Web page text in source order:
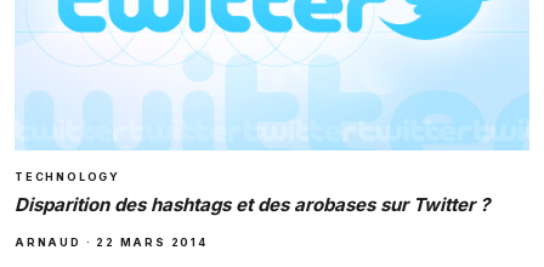
TECHNOLOGY
Disparition des hashtags et des arobases sur Twitter ?
ARNAUD · 22 MARS 2014